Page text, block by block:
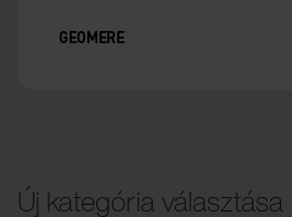
GEOMERE
Új kategória választása